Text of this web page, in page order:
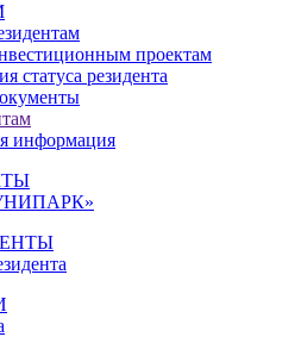
проектам
статуса резидента
информация